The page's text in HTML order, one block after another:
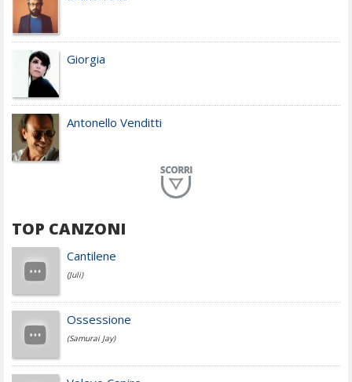
Giorgia
Antonello Venditti
Achille Lauro
Cesare Cremonini
Jovanotti
TOP CANZONI
Cantilene
(Juli)
Ossessione
(Samurai Jay)